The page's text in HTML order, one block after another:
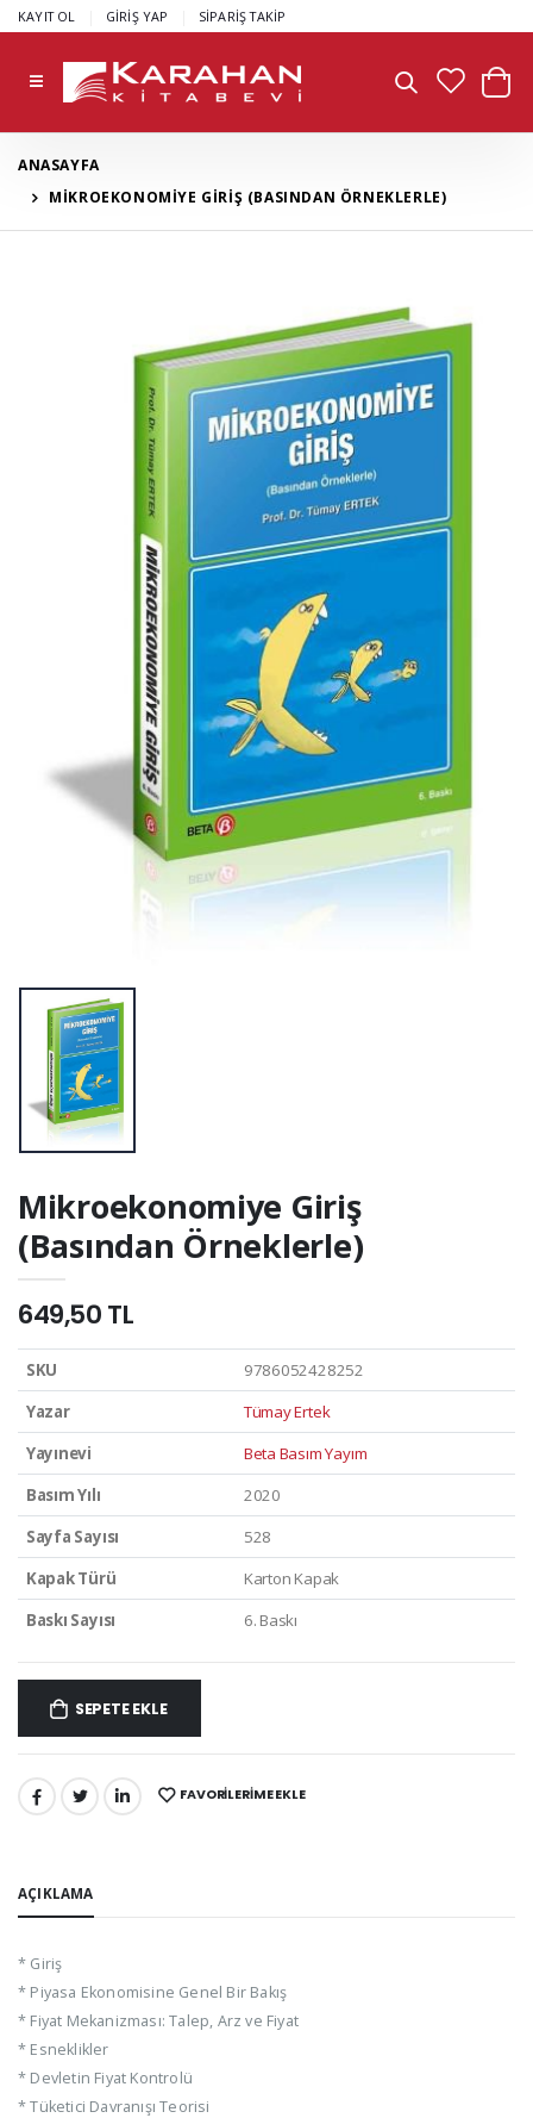
KAYIT OL GİRİŞ YAP SİPARİŞ TAKİP
ANASAYFA
MİKROEKONOMİYE GİRİŞ (BASINDAN ÖRNEKLERLE)
Mikroekonomiye Giriş
(Basından Örneklerle)
649,50 TL
SKU
9786052428252
Yazar
Tümay Ertek
Yayınevi
Beta Basım Yayım
Basım Yılı
2020
Sayfa Sayısı
528
Kapak Türü
Karton Kapak
Baskı Sayısı
6. Baskı
SEPETE EKLE
PAYLAŞ: FAVORILERIME EKLE
AÇIKLAMA
* Giriş
* Piyasa Ekonomisine Genel Bir Bakış
* Fiyat Mekanizması: Talep, Arz ve Fiyat
* Esneklikler
* Devletin Fiyat Kontrolü
* Tüketici Davranışı Teorisi